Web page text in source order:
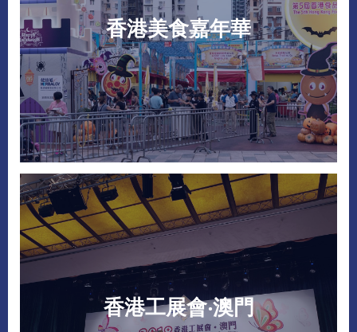
香港美食嘉年華
香港工展會‧澳門